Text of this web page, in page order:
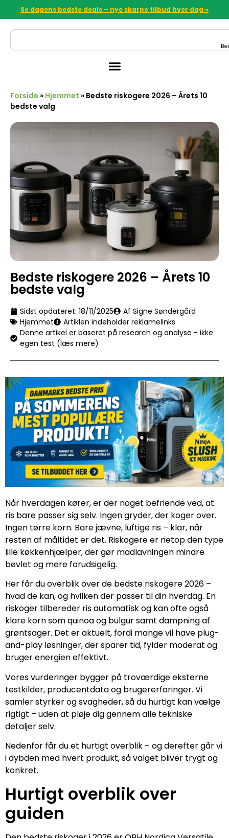
Se dagens bedste deals – nye skarpe tilbud hver dag »
Forside » Hjemmet » Bedste riskogere 2026 – Årets 10
bedste valg
Bedste riskogere 2026 – Årets 10
bedste valg
Sidst opdateret: 18/11/2025
Af Signe Søndergård
Hjemmet
Artiklen indeholder reklamelinks
Denne artikel er baseret på research og analyse - ikke
egen test (læs mere)
Når hverdagen kører, er der noget befriende ved, at
ris bare passer sig selv. Ingen gryder, der koger over.
Ingen tørre korn. Bare jævne, luftige ris – klar, når
resten af måltidet er det. Riskogere er netop den type
lille køkkenhjælper, der gør madlavningen mindre
bøvlet og mere forudsigelig.
Her får du overblik over de bedste riskogere 2026 –
hvad de kan, og hvilken der passer til din hverdag. En
riskoger tilbereder ris automatisk og kan ofte også
klare korn som quinoa og bulgur samt dampning af
grøntsager. Det er aktuelt, fordi mange vil have plug-
and-play løsninger, der sparer tid, fylder moderat og
bruger energien effektivt.
Vores vurderinger bygger på troværdige eksterne
testkilder, producentdata og brugererfaringer. Vi
samler styrker og svagheder, så du hurtigt kan vælge
rigtigt – uden at pløje dig gennem alle tekniske
detaljer selv.
Nedenfor får du et hurtigt overblik – og derefter går vi
i dybden med hvert produkt, så valget bliver trygt og
konkret.
Hurtigt overblik over
guiden